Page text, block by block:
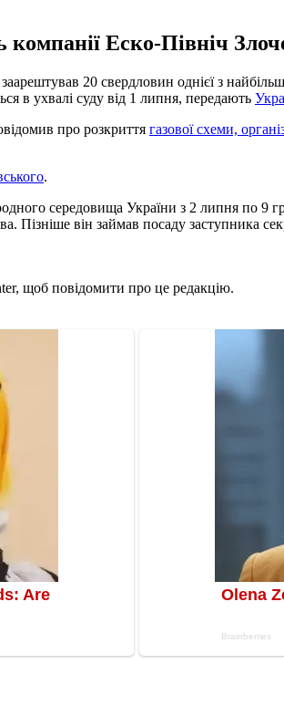
компанії Еско-Північ
20 свердловин однієї з
в ухвалі суду від 1 липня, передають
про розкриття газової схеми,
.
середовища України з 2 липня по 9
Пізніше він займав посаду заступника
щоб повідомити про це редакцію.